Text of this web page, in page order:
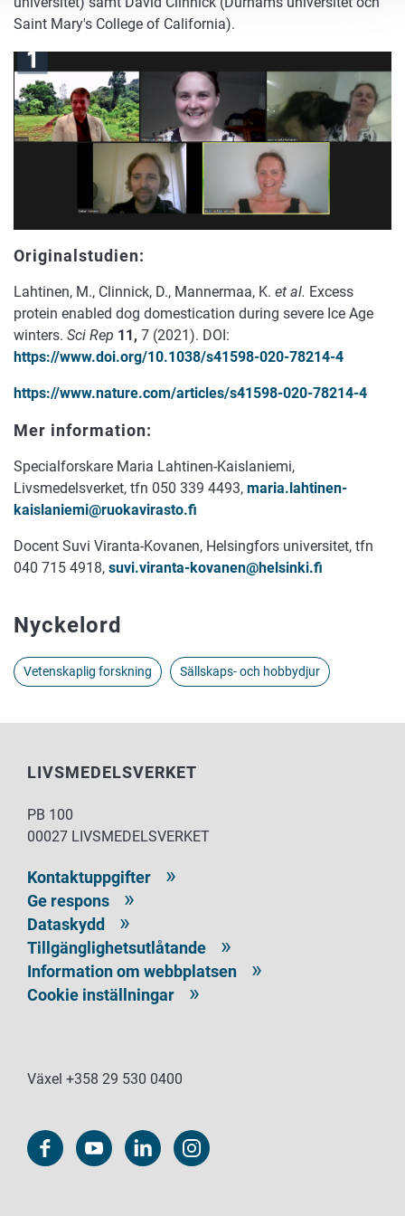
Saint Mary's College of California).
Originalstudien:
Lahtinen, M., Clinnick, D., Mannermaa, K. et al. Excess
protein enabled dog domestication during severe Ice Age
winters. Sci Rep 11, 7 (2021). DOI:
https://www.doi.org/10.1038/s41598-020-78214-4
https://www.nature.com/articles/s41598-020-78214-4
Mer information:
Specialforskare Maria Lahtinen-Kaislaniemi,
Livsmedelsverket, tfn 050 339 4493, maria.lahtinen-
kaislaniemi@ruokavirasto.fi
Docent Suvi Viranta-Kovanen, Helsingfors universitet, tfn
040 715 4918, suvi.viranta-kovanen@helsinki.fi
Nyckelord
Vetenskaplig forskning Sällskaps- och hobbydjur
LIVSMEDELSVERKET
PB 100
00027 LIVSMEDELSVERKET
Kontaktuppgifter
Ge respons
Dataskydd
Tillgänglighetsutlåtande
Information om webbplatsen
Cookie inställningar
Växel +358 29 530 0400